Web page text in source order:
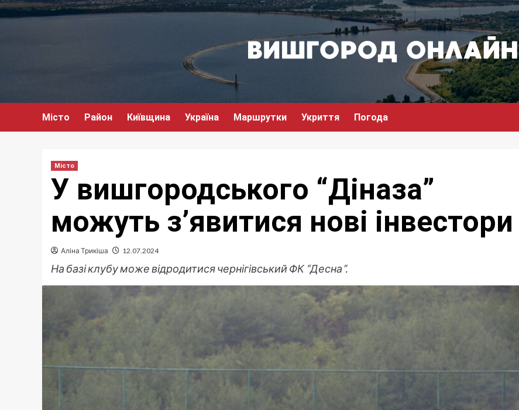
Перейти
до
Місто Район Київщина Україна Маршрутки Укриття Погода
Місто
У вишгородського “Діназа”
можуть з’явитися нові інвестори
Аліна Трикіша 12.07.2024
На базі клубу може відродитися чернігівський ФК “Десна”.